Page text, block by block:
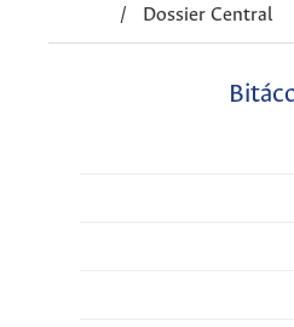
/
Dossier Central